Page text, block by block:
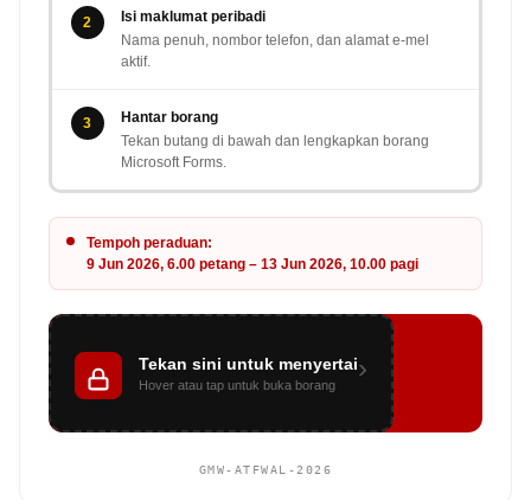
2
Isi maklumat peribadi
Nama penuh, nombor telefon, dan alamat e-mel
aktif.
3
Hantar borang
Tekan butang di bawah dan lengkapkan borang
Microsoft Forms.
Tempoh peraduan:
9 Jun 2026, 6.00 petang – 13 Jun 2026, 10.00 pagi
Tekan sini untuk menyertai
Hover atau tap untuk buka borang
›
— GEMPAK GIVEAWAY —
ALPHA ALBUM LAUNCH
Sertai Sekarang →
GMW-ATFWAL-2026